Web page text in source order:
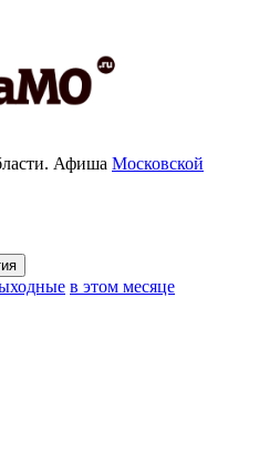
Афиша Московской
в этом месяце